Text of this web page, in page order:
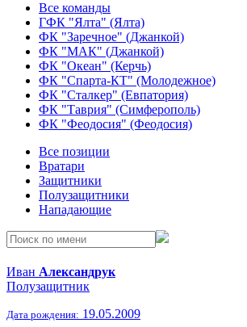
Все команды
ГФК "Ялта" (Ялта)
ФК "Заречное" (Джанкой)
ФК "МАК" (Джанкой)
ФК "Океан" (Керчь)
ФК "Спарта-КТ" (Молодежное)
ФК "Сталкер" (Евпатория)
ФК "Таврия" (Симферополь)
ФК "Феодосия" (Феодосия)
Все позиции
Вратари
Защитники
Полузащитники
Нападающие
Иван Александрук
Полузащитник
Дата рождения: 19.05.2009